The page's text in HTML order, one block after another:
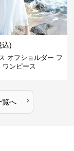
込)
オフショルダー フ
ワンピース
覧へ ›